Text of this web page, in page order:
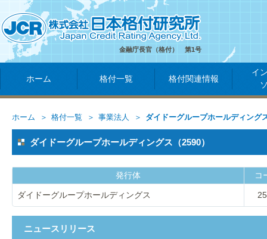
金融庁長官（格付） 第1号
ホーム 格付一覧 格付関連情報
イ
ホーム 格付一覧 事業法人 ダイドーグループホールディング
ダイドーグループホールディングス（2590）
発行体 コ
ダイドーグループホールディングス
ニュースリリース